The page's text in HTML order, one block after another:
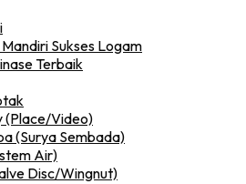
Sukses Logam
Terbaik
(Place/Video)
(Surya Sembada)
Air)
Disc/Wingnut)